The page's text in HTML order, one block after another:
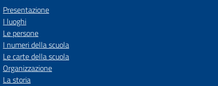
Presentazione
I luoghi
Le persone
I numeri della scuola
Le carte della scuola
Organizzazione
La storia